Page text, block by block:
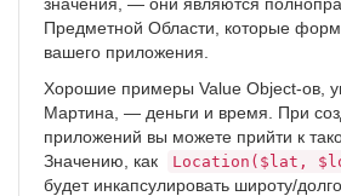
Предметной Области, которые
вашего приложения.
Хорошие примеры Value Object-ов,
Мартина, — деньги и время. При
приложений вы можете прийти к
Значению, как
Location($lat,
будет инкапсулировать широту/